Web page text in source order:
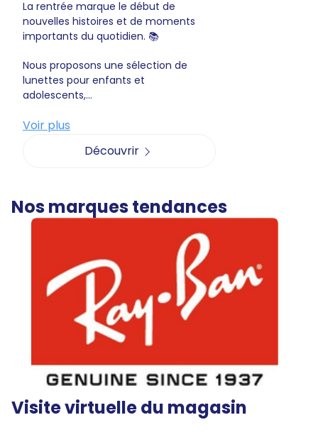
La rentrée marque le début de
nouvelles histoires et de moments
importants du quotidien. 📚
Nous proposons une sélection de
lunettes pour enfants et
adolescents,...
Voir plus
Découvrir
Nos marques tendances
Visite virtuelle du magasin